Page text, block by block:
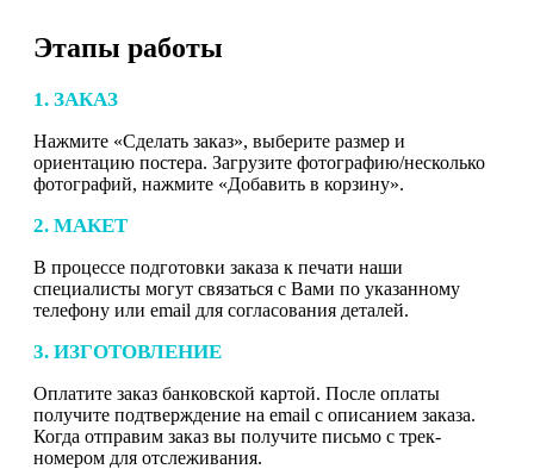
Этапы работы
1. ЗАКАЗ
Нажмите «Сделать заказ», выберите размер и
ориентацию постера. Загрузите фотографию/несколько
фотографий, нажмите «Добавить в корзину».
2. МАКЕТ
В процессе подготовки заказа к печати наши
специалисты могут связаться с Вами по указанному
телефону или email для согласования деталей.
3. ИЗГОТОВЛЕНИЕ
Оплатите заказ банковской картой. После оплаты
получите подтверждение на email с описанием заказа.
Когда отправим заказ вы получите письмо с трек-
номером для отслеживания.